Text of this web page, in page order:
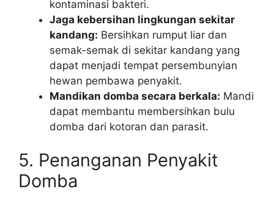
kontaminasi bakteri.
Jaga kebersihan lingkungan sekitar
kandang: Bersihkan rumput liar dan
semak-semak di sekitar kandang yang
dapat menjadi tempat persembunyian
hewan pembawa penyakit.
Mandikan domba secara berkala: Mandi
dapat membantu membersihkan bulu
domba dari kotoran dan parasit.
5. Penanganan Penyakit
Domba